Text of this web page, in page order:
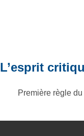
L’esprit
Première règle